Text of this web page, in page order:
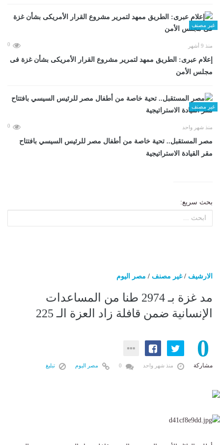
غير مصنف
منذ 9 أشهر 0
إعلام عبرى: الطريق ممهد لتمرير مشروع القرار الأمريكى بشأن غزة فى
مجلس الأمن
غير مصنف
منذ شهر واحد 0
مصر المستقبل.. تحية خاصة من أطفال مصر للرئيس السيسي بافتتاح
مقر القيادة الاستراتيجية
بحث سريع:
الارشيف /غير مصنف / مصر اليوم
مد غزة بـ 2974 طنا من المساعدات
الإنسانية ضمن قافلة زاد العزة الـ 225
0
مشاركة منذ شهر واحد مصر اليوم تبليغ